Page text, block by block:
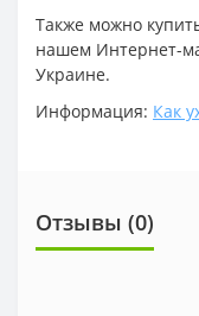
Также можно
нашем Интернет-
Украине.
Информация: Как
Отзывы (0)